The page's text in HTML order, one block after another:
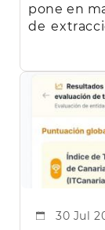
pone en
de
30 Jul